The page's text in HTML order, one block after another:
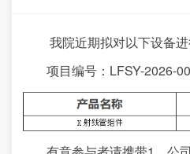
我院近期拟对以下设备
项目编号：LFSY-2026-